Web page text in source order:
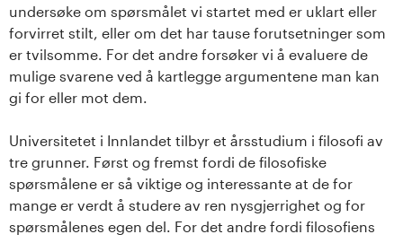
undersøke om spørsmålet vi startet med er uklart eller
forvirret stilt, eller om det har tause forutsetninger som
er tvilsomme. For det andre forsøker vi å evaluere de
mulige svarene ved å kartlegge argumentene man kan
gi for eller mot dem.
Universitetet i Innlandet tilbyr et årsstudium i filosofi av
tre grunner. Først og fremst fordi de filosofiske
spørsmålene er så viktige og interessante at de for
mange er verdt å studere av ren nysgjerrighet og for
spørsmålenes egen del. For det andre fordi filosofiens